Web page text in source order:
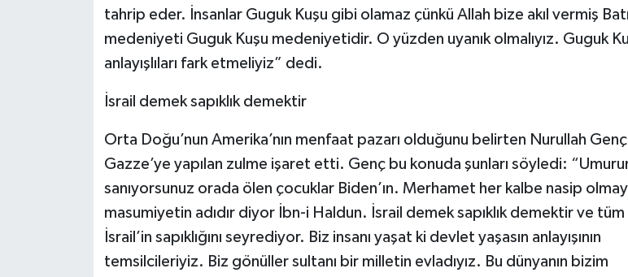
tahrip eder. İnsanlar Guguk Kuşu gibi olamaz çünkü Allah bize akıl vermiş Batı
medeniyeti Guguk Kuşu medeniyetidir. O yüzden uyanık olmalıyız. Guguk
anlayışlıları fark etmeliyiz” dedi.
İsrail demek sapıklık demektir
Orta Doğu’nun Amerika’nın menfaat pazarı olduğunu belirten Nurullah
Gazze’ye yapılan zulme işaret etti. Genç bu konuda şunları söyledi:
sanıyorsunuz orada ölen çocuklar Biden’ın. Merhamet her kalbe nasip
masumiyetin adıdır diyor İbn-i Haldun. İsrail demek sapıklık demektir ve
İsrail’in sapıklığını seyrediyor. Biz insanı yaşat ki devlet yaşasın anlayışının
temsilcileriyiz. Biz gönüller sultanı bir milletin evladıyız. Bu dünyanın bizim